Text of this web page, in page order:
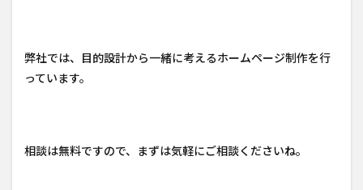
弊社では、目的設計から一緒に考えるホームページ制作を行
っています。
相談は無料ですので、まずは気軽にご相談くださいね。